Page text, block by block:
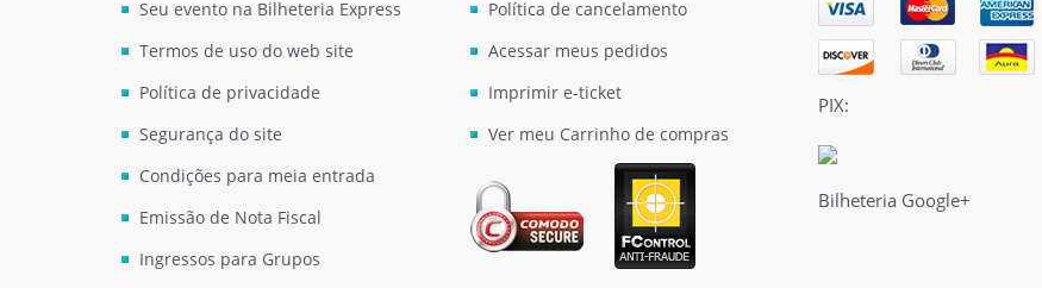
Seu evento na Bilheteria Express
Termos de uso do web site
Política de privacidade
Segurança do site
Condições para meia entrada
Emissão de Nota Fiscal
Ingressos para Grupos
Política de cancelamento
Acessar meus pedidos
Imprimir e-ticket
Ver meu Carrinho de compras
PIX:
Bilheteria Google+